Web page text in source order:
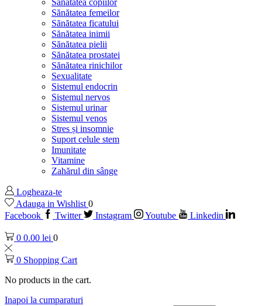
Sănătatea copiilor
Sănătatea femeilor
Sănătatea ficatului
Sănătatea inimii
Sănătatea pielii
Sănătatea prostatei
Sănătatea rinichilor
Sexualitate
Sistemul endocrin
Sistemul nervos
Sistemul urinar
Sistemul venos
Stres și insomnie
Suport celule stem
Imunitate
Vitamine
Zahărul din sânge
Logheaza-te
Adauga in Wishlist 0
Facebook
Twitter Instagram Youtube Linkedin
0 0.00 lei 0
0 Shopping Cart
No products in the cart.
Inapoi la cumparaturi